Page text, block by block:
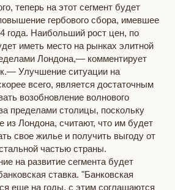
теперь на этот сегмент будет
гербового сбора, имевшее
года. Наибольший рост цен, по
иметь место на рынках элитной
Лондона,— комментирует
Улучшение ситуации на
всего, является достаточным
возобновление волнового
пределами столицы, поскольку
Лондона, считают, что им будет
свое жилье и получить выгоду от
частью страны.
на развитие сегмента будет
ставка. "Банковская
еще на годы, с этим соглашаются